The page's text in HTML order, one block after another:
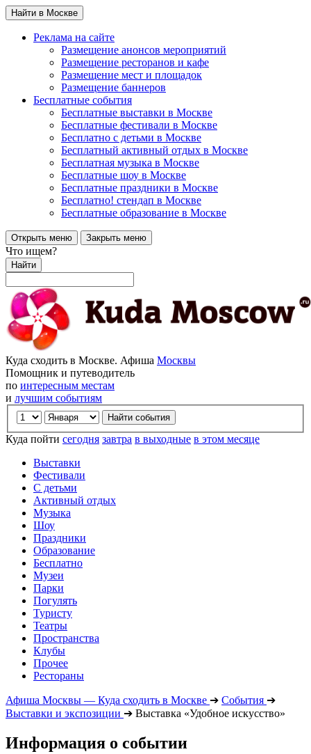
Найти в Москве
Реклама на сайте
Размещение анонсов мероприятий
Размещение ресторанов и кафе
Размещение мест и площадок
Размещение баннеров
Бесплатные события
Бесплатные выставки в Москве
Бесплатные фестивали в Москве
Бесплатно с детьми в Москве
Бесплатный активный отдых в Москве
Бесплатная музыка в Москве
Бесплатные шоу в Москве
Бесплатные праздники в Москве
Бесплатно! стендап в Москве
Бесплатные образование в Москве
Открыть меню Закрыть меню
Что ищем?
Найти
Куда сходить в Москве. Афиша Москвы
Помощник и путеводитель
по интересным местам
и лучшим событиям
Куда пойти сегодня завтра в выходные в этом месяце
Выставки
Фестивали
С детьми
Активный отдых
Музыка
Шоу
Праздники
Образование
Бесплатно
Музеи
Парки
Погулять
Туристу
Театры
Пространства
Клубы
Прочее
Рестораны
Афиша Москвы — Куда сходить в Москве ➔ События ➔
Выставки и экспозиции ➔ Выставка «Удобное искусство»
Информация о событии